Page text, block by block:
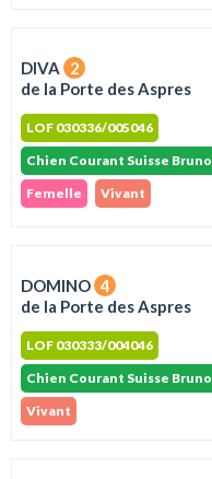
DIVA
2
de la Porte des Aspres
LOF 030336/005046
Chien Courant Suisse Bruno
Femelle
Vivant
DOMINO 4
de la Porte des Aspres
LOF 030333/004046
Chien Courant Suisse Bruno
Vivant